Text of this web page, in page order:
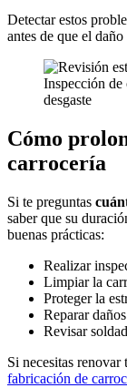
Detectar estos
antes de que el daño
Inspección de
desgaste
Cómo
carrocería
Si te preguntas
saber que su
buenas prácticas:
Realizar
Limpiar la
Proteger la
Reparar
Revisar
Si necesitas
fabricación de